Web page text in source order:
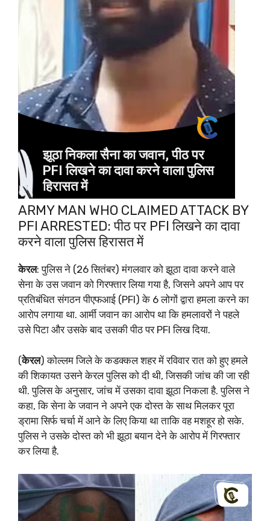
ARMY MAN WHO CLAIMED ATTACK BY
PFI ARRESTED: पीठ पर PFI लिखने का दावा
करने वाला पुलिस हिरासत में
केरल: पुलिस ने (26 सितंबर) मंगलवार को झूठा दावा करने वाले
सेना के उस जवान को गिरफ्तार लिया गया है, जिसने अपने आप पर
प्रतिबंधित संगठन पीएफआई (PFI) के 6 लोगों द्वारा हमला करने का
आरोप लगाया था. आर्मी जवान का आरोप था कि हमलावरों ने पहले
उसे पिटा और उसके बाद उसकी पीठ पर PFI लिख दिया.
(केरल) कोल्लम जिले के कडक्कल शहर में रविवार रात को हुए हमले
की शिकायत उसने केरल पुलिस को दी थी, जिसकी जांच की जा रही
थी. पुलिस के अनुसार, जांच में उसका दावा झूठा निकला है. पुलिस ने
कहा, कि सेना के जवान ने अपने एक दोस्त के साथ मिलकर पूरा
ड्रामा सिर्फ चर्चा में आने के लिए किया था ताकि वह मशहूर हो सके.
पुलिस ने उसके दोस्त को भी झूठा बयान देने के आरोप में गिरफ्तार
कर लिया है.